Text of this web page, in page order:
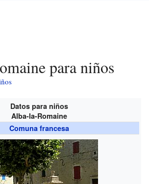
para niños
Datos para niños
Alba-la-Romaine
Comuna francesa